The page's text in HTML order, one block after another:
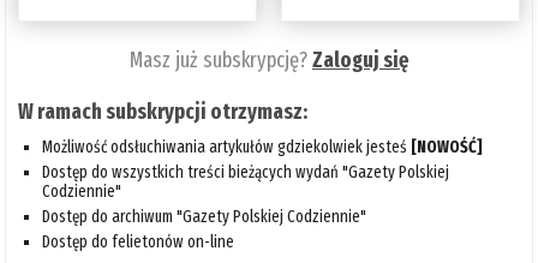
Masz już subskrypcję?Zaloguj się
W ramach subskrypcji otrzymasz:
Możliwość odsłuchiwania artykułów gdziekolwiek jesteś [NOWOŚĆ]
Dostęp do wszystkich treści bieżących wydań "Gazety Polskiej
Codziennie"
Dostęp do archiwum "Gazety Polskiej Codziennie"
Dostęp do felietonów on-line